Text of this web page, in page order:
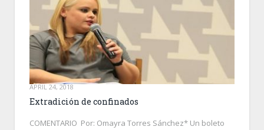
APRIL 24, 2018
Extradición de confinados
COMENTARIO Por: Omayra Torres Sánchez* Un boleto